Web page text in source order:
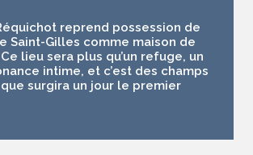
reprend possession de
Saint-Gilles comme maison de
lieu sera plus qu’un refuge, un
intime, et c’est des champs
surgira un jour le premier